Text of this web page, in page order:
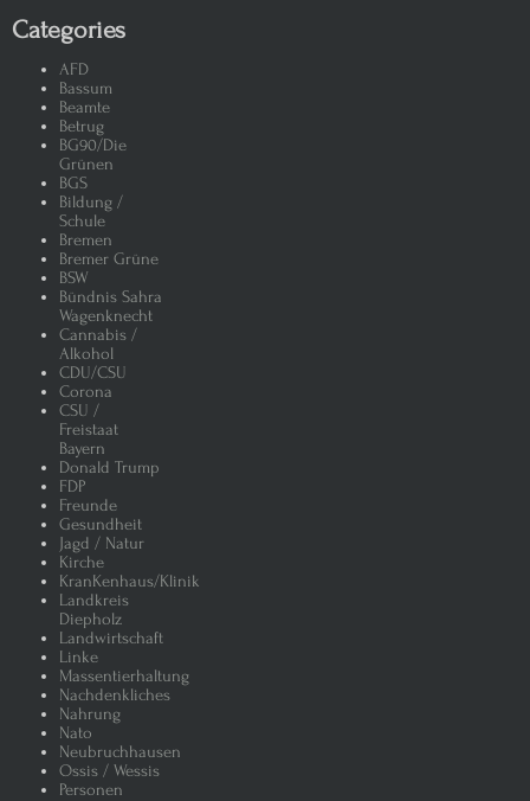
Categories
AFD
Bassum
Beamte
Betrug
BG90/Die
Grünen
BGS
Bildung /
Schule
Bremen
Bremer Grüne
BSW
Bündnis Sahra
Wagenknecht
Cannabis /
Alkohol
CDU/CSU
Corona
CSU /
Freistaat
Bayern
Donald Trump
FDP
Freunde
Gesundheit
Jagd / Natur
Kirche
KranKenhaus/Klinik
Landkreis
Diepholz
Landwirtschaft
Linke
Massentierhaltung
Nachdenkliches
Nahrung
Nato
Neubruchhausen
Ossis / Wessis
Personen